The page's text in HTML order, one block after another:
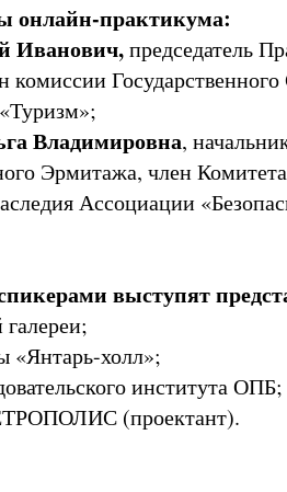
онлайн-практикума:
Иванович,председатель
комиссии
Владимировна,
Эрмитажа, член
Ассоциации
выступят
галереи;
«Янтарь-холл»;
института ОПБ;
(проектант).